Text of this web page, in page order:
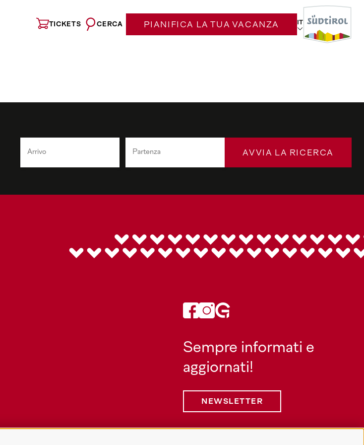
TICKETS CERCA PIANIFICA LA TUA VACANZA IT
AVVIA LA RICERCA
Sempre informati e
aggiornati!
NEWSLETTER